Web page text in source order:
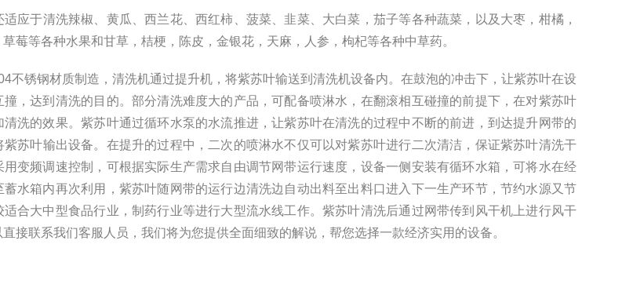
适应于清洗辣椒、黄瓜、西兰花、西红柿、菠菜、韭菜、大白菜，茄子等各种蔬菜，以及大枣，柑橘，
莓等各种水果和甘草，桔梗，陈皮，金银花，天麻，人参，枸杞等各种中草药。
不锈钢材质制造，清洗机通过提升机，将紫苏叶输送到清洗机设备内。在鼓泡的冲击下，让紫苏叶在设
，达到清洗的目的。部分清洗难度大的产品，可配备喷淋水，在翻滚相互碰撞的前提下，在对紫苏叶
清洗的效果。紫苏叶通过循环水泵的水流推进，让紫苏叶在清洗的过程中不断的前进，到达提升网带的
紫苏叶输出设备。在提升的过程中，二次的喷淋水不仅可以对紫苏叶进行二次清洁，保证紫苏叶清洗干
用变频调速控制，可根据实际生产需求自由调节网带运行速度，设备一侧安装有循环水箱，可将水在经
水箱内再次利用， 紫苏叶随网带的运行边清洗边自动出料至出料口进入下一生产环节，节约水源又节
合大中型食品行业，制药行业等进行大型流水线工作。紫苏叶清洗后通过网带传到风干机上进行风干
接联系我们客服人员，我们将为您提供全面细致的解说，帮您选择一款经济实用的设备。